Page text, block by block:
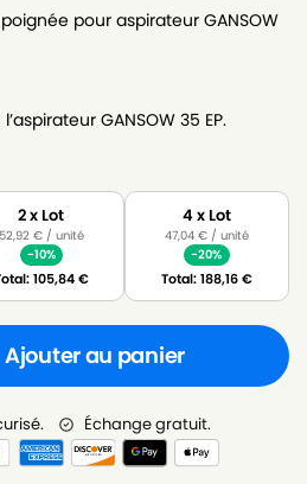
pour aspirateur GANSOW
GANSOW 35 EP.
2 x Lot
52,92 €/ unité
-10%
105,84€
4 x Lot
47,04 €/ unité
-20%
Total:188,16€
Ajouter au panier
Échange gratuit.